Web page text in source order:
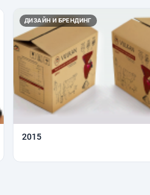
ДИЗАЙН И БРЕНДИНГ
2015